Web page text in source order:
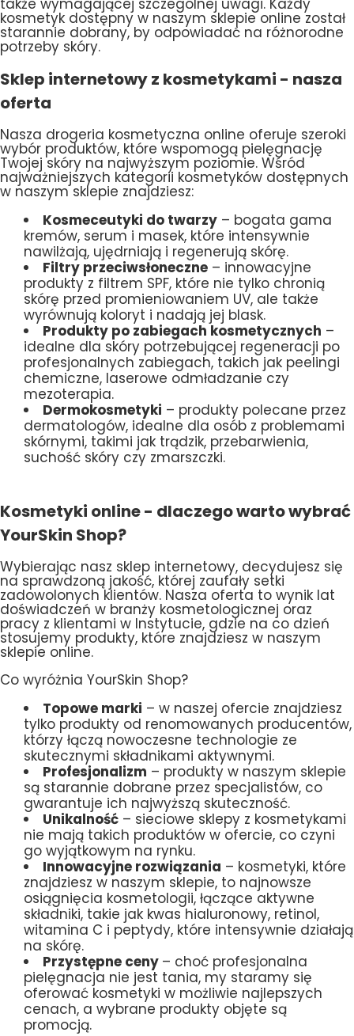
kosmetyk dostępny w naszym sklepie online został
starannie dobrany, by odpowiadać na różnorodne
potrzeby skóry.
Sklep internetowy z kosmetykami - nasza
oferta
Nasza drogeria kosmetyczna online oferuje szeroki
wybór produktów, które wspomogą pielęgnację
Twojej skóry na najwyższym poziomie. Wśród
najważniejszych kategorii kosmetyków dostępnych
w naszym sklepie znajdziesz:
Kosmeceutyki do twarzy – bogata gama
kremów, serum i masek, które intensywnie
nawilżają, ujędrniają i regenerują skórę.
Filtry przeciwsłoneczne – innowacyjne
produkty z filtrem SPF, które nie tylko chronią
skórę przed promieniowaniem UV, ale także
wyrównują koloryt i nadają jej blask.
Produkty po zabiegach kosmetycznych –
idealne dla skóry potrzebującej regeneracji po
profesjonalnych zabiegach, takich jak peelingi
chemiczne, laserowe odmładzanie czy
mezoterapia.
Dermokosmetyki – produkty polecane przez
dermatologów, idealne dla osób z problemami
skórnymi, takimi jak trądzik, przebarwienia,
suchość skóry czy zmarszczki.
Kosmetyki online - dlaczego warto wybrać
YourSkin Shop?
Wybierając nasz sklep internetowy, decydujesz się
na sprawdzoną jakość, której zaufały setki
zadowolonych klientów. Nasza oferta to wynik lat
doświadczeń w branży kosmetologicznej oraz
pracy z klientami w Instytucie, gdzie na co dzień
stosujemy produkty, które znajdziesz w naszym
sklepie online.
Co wyróżnia YourSkin Shop?
Topowe marki – w naszej ofercie znajdziesz
tylko produkty od renomowanych producentów,
którzy łączą nowoczesne technologie ze
skutecznymi składnikami aktywnymi.
Profesjonalizm – produkty w naszym sklepie
są starannie dobrane przez specjalistów, co
gwarantuje ich najwyższą skuteczność.
Unikalność – sieciowe sklepy z kosmetykami
nie mają takich produktów w ofercie, co czyni
go wyjątkowym na rynku.
Innowacyjne rozwiązania – kosmetyki, które
znajdziesz w naszym sklepie, to najnowsze
osiągnięcia kosmetologii, łączące aktywne
składniki, takie jak kwas hialuronowy, retinol,
witamina C i peptydy, które intensywnie działają
na skórę.
Przystępne ceny – choć profesjonalna
pielęgnacja nie jest tania, my staramy się
oferować kosmetyki w możliwie najlepszych
cenach, a wybrane produkty objęte są
promocją.